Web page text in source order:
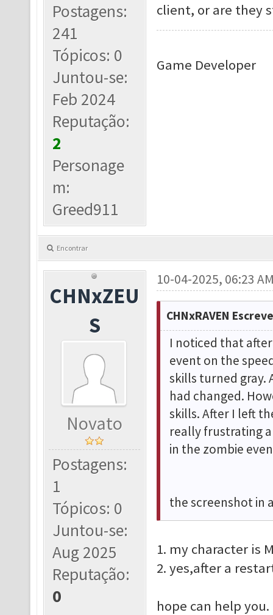
Postagens:
241
Tópicos: 0
Juntou-se:
Feb 2024
Reputação:
2
Personage
m:
Greed911
client, or are they
Game Developer
Encontrar
CHNxZEU
S
Novato
Postagens:
1
Tópicos: 0
Juntou-se:
Aug 2025
Reputação:
0
10-04-2025, 06:23
CHNxRAVEN
I noticed that
event on the
skills turned gray.
had changed.
skills. After I left
really frustrating
in the zombie
the screenshot in
1. my character is
2. yes,after a
hope can help you.